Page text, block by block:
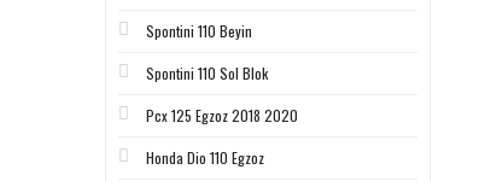
Spontini 110 Beyin
Spontini 110 Sol Blok
Pcx 125 Egzoz 2018 2020
Honda Dio 110 Egzoz